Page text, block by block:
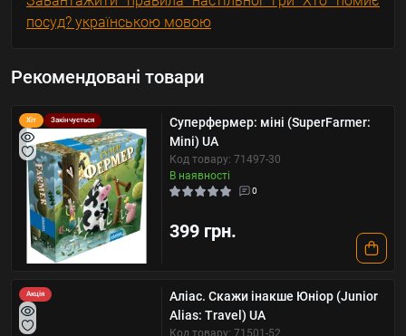
посуд? українською мовою
Рекомендовані товари
Хіт Закінчується
Суперфермер: міні (SuperFarmer:
Mini) UA
Код товару: 71497-30
В наявності
0
399 грн.
Акція
Аліас. Скажи інакше Юніор (Junior
Alias: Travel) UA
Код товару: 71501-52